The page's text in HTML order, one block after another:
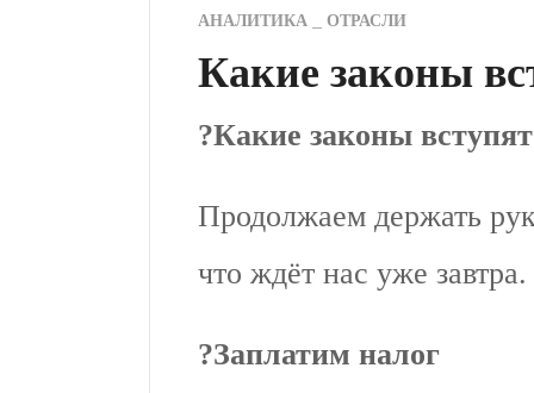
АНАЛИТИКА ОТРАСЛИ
Какие законы
?Какие законы
Продолжаем держать
что ждёт нас уже завтра.
?Заплатим налог